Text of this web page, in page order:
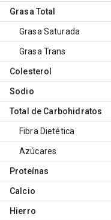
Grasa Total
Grasa Saturada
Grasa Trans
Colesterol
Sodio
Total de Carbohidratos
Fibra Dietética
Azúcares
Proteínas
Calcio
Hierro